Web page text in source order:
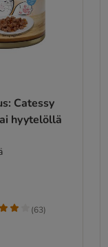
Catessy
hyytelöllä
(63)